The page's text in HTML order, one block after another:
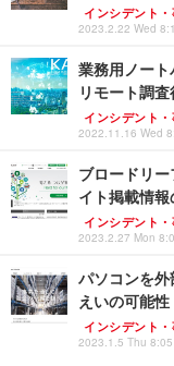
インシデント・
2023.2.22 Wed
業務用ノー
リモート調
インシデント・
2022.11.16 Wed
ブロードリ
イト掲載情
インシデント・
2023.2.27 Mon
パソコンを
えいの可能性
インシデント・
2023.1.5 Thu 8:05